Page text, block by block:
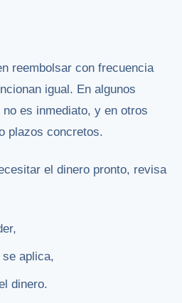
reembolsar con frecuencia
igual. En algunos
es inmediato, y en otros
plazos concretos.
el dinero pronto, revisa
aplica,
dinero.